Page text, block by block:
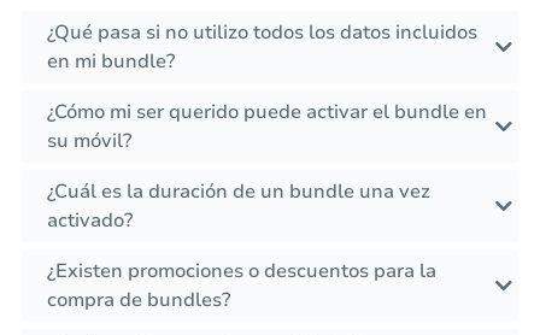
¿Qué pasa si no utilizo todos los datos incluidos
en mi bundle?
¿Cómo mi ser querido puede activar el bundle en
su móvil?
¿Cuál es la duración de un bundle una vez
activado?
¿Existen promociones o descuentos para la
compra de bundles?